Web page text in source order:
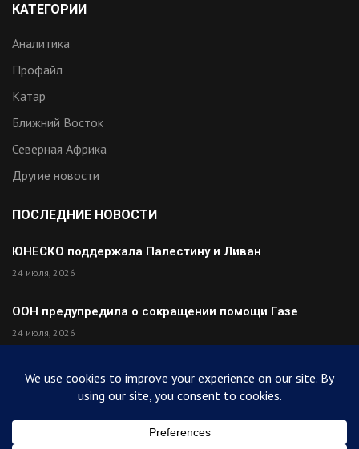
КАТЕГОРИИ
Аналитика
Профайл
Катар
Ближний Восток
Северная Африка
Другие новости
ПОСЛЕДНИЕ НОВОСТИ
ЮНЕСКО поддержала Палестину и Ливан
24 июля, 2026
ООН предупредила о сокращении помощи Газе
24 июля, 2026
Премьер Ирака прибыл в Тегеран с миром
Палестина высмеяла Израиль после финала ЧМ